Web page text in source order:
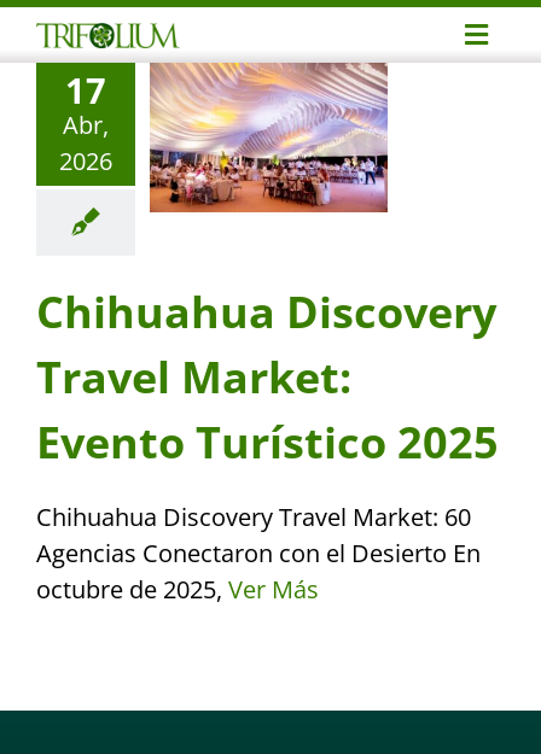
Skip
to
content17
Abr,
2026
Chihuahua Discovery
Travel Market:
Evento Turístico 2025
Chihuahua Discovery Travel Market: 60
Agencias Conectaron con el Desierto En
octubre de 2025, Ver Más